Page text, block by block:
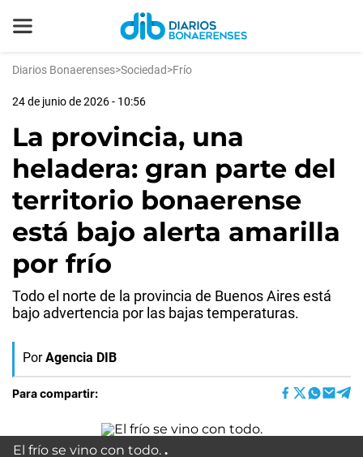
Diarios Bonaerenses>Sociedad>Frío
24 de junio de 2026 - 10:56
La provincia, una
heladera: gran parte del
territorio bonaerense
está bajo alerta amarilla
por frío
Todo el norte de la provincia de Buenos Aires está
bajo advertencia por las bajas temperaturas.
Por Agencia DIB
Para compartir:
El frío se vino con todo.